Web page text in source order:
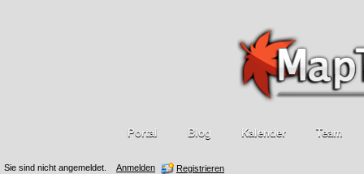
Sie sind nicht angemeldet. Anmelden Registrieren
Portal Blog Kalender Team